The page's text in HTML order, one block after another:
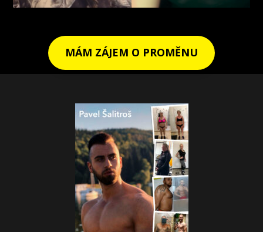
MÁM ZÁJEM O PROMĚNU